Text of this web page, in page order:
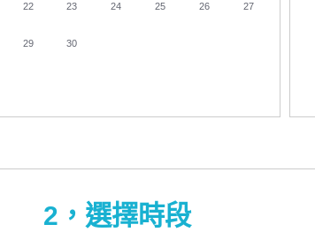
22 23 24 25 26 27
29 30
2，選擇時段